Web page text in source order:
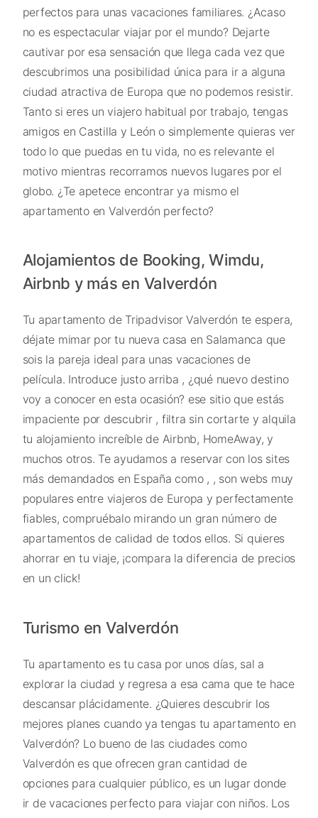
perfectos para unas vacaciones familiares. ¿Acaso
no es espectacular viajar por el mundo? Dejarte
cautivar por esa sensación que llega cada vez que
descubrimos una posibilidad única para ir a alguna
ciudad atractiva de Europa que no podemos resistir.
Tanto si eres un viajero habitual por trabajo, tengas
amigos en Castilla y León o simplemente quieras ver
todo lo que puedas en tu vida, no es relevante el
motivo mientras recorramos nuevos lugares por el
globo. ¿Te apetece encontrar ya mismo el
apartamento en Valverdón perfecto?
Alojamientos de Booking, Wimdu,
Airbnb y más en Valverdón
Tu apartamento de Tripadvisor Valverdón te espera,
déjate mimar por tu nueva casa en Salamanca que
sois la pareja ideal para unas vacaciones de
película. Introduce justo arriba , ¿qué nuevo destino
voy a conocer en esta ocasión? ese sitio que estás
impaciente por descubrir , filtra sin cortarte y alquila
tu alojamiento increíble de Airbnb, HomeAway, y
muchos otros. Te ayudamos a reservar con los sites
más demandados en España como , , son webs muy
populares entre viajeros de Europa y perfectamente
fiables, compruébalo mirando un gran número de
apartamentos de calidad de todos ellos. Si quieres
ahorrar en tu viaje, ¡compara la diferencia de precios
en un click!
Turismo en Valverdón
Tu apartamento es tu casa por unos días, sal a
explorar la ciudad y regresa a esa cama que te hace
descansar plácidamente. ¿Quieres descubrir los
mejores planes cuando ya tengas tu apartamento en
Valverdón? Lo bueno de las ciudades como
Valverdón es que ofrecen gran cantidad de
opciones para cualquier público, es un lugar donde
ir de vacaciones perfecto para viajar con niños. Los